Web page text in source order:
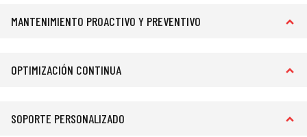
MANTENIMIENTO PROACTIVO Y PREVENTIVO
OPTIMIZACIÓN CONTINUA
SOPORTE PERSONALIZADO